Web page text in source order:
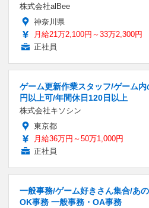
株式会社alBee
神奈川県
月給21万2,100円～33万2,300円
正社員
ゲーム更新作業スタッフ/ゲーム
円以上可/年間休日120日以上
株式会社キソシン
東京都
月給36万円～50万1,000円
正社員
一般事務/ゲーム好きさん集合/あ
OK事務 一般事務・OA事務